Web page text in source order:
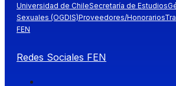
Universidad de ChileSecretaría de Estudios
Sexuales (OGDIS)Proveedores/Honorarios
FEN
Redes Sociales FEN